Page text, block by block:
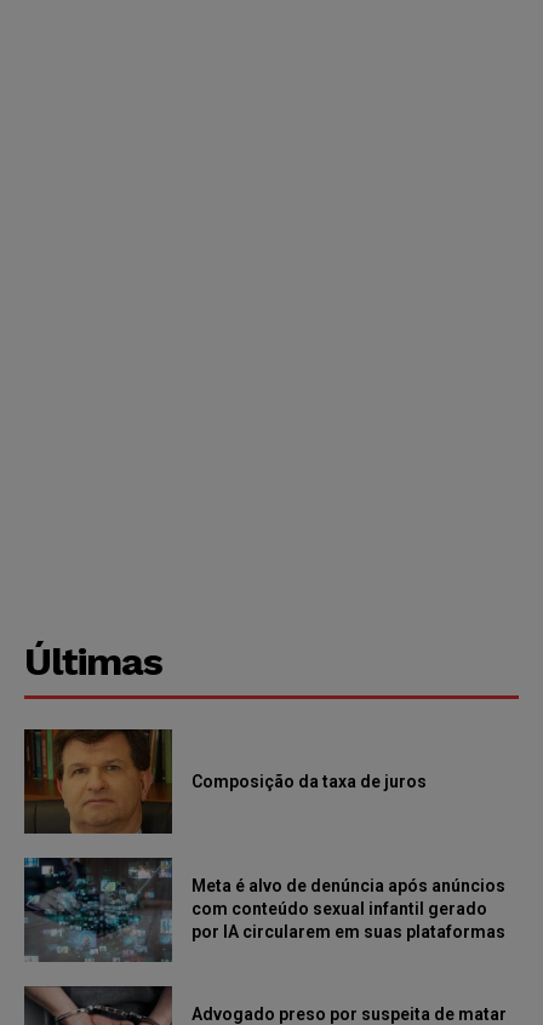
Últimas
Composição da taxa de juros
Meta é alvo de denúncia após anúncios
com conteúdo sexual infantil gerado
por IA circularem em suas plataformas
Advogado preso por suspeita de matar